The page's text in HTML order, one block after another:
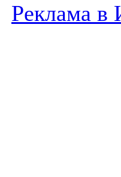
Реклама в